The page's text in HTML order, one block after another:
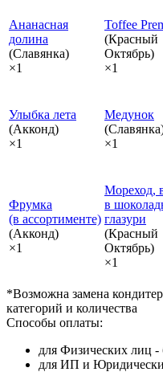
Ананасная
долина
(Славянка)
×1
Toffee
(Красный
Октябрь)
×1
Улыбка лета
(Акконд)
×1
Медунок
×1
Фрумка
(в ассортименте)
(Акконд)
×1
Мореход,
в
глазури
(Красный
Октябрь)
×1
*Возможна замена
категорий и количества
Способы оплаты:
для Физических лиц -
для ИП и